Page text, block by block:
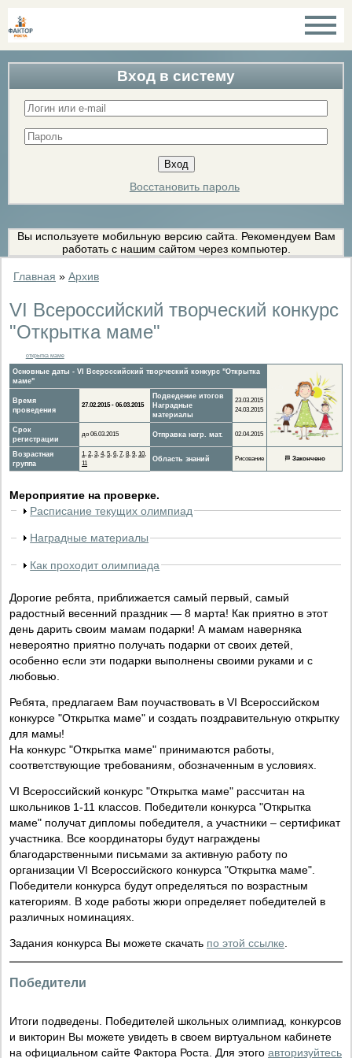
Вход в систему
Восстановить пароль
Вы используете мобильную версию сайта. Рекомендуем Вам
работать с нашим сайтом через компьютер.
Главная » Архив
VI Всероссийский творческий конкурс
"Открытка маме"
открытка маме
Основные даты - VI Всероссийский творческий конкурс "Открытка
маме"
Время
проведения
27.02.2015 - 06.03.2015
Подведение итогов
Наградные
материалы
23.03.2015
24.03.2015
Срок
регистрации
до 06.03.2015 Отправка нагр. мат. 02.04.2015
Возрастная
группа
1, 2, 3, 4, 5, 6, 7, 8, 9, 10,
11
Область знаний Рисование 🏁 Закончено
Мероприятие на проверке.
Расписание текущих олимпиад
Наградные материалы
Как проходит олимпиада
Дорогие ребята, приближается самый первый, самый
радостный весенний праздник — 8 марта! Как приятно в этот
день дарить своим мамам подарки! А мамам наверняка
невероятно приятно получать подарки от своих детей,
особенно если эти подарки выполнены своими руками и с
любовью.
Ребята, предлагаем Вам поучаствовать в VI Всероссийском
конкурсе "Открытка маме" и создать поздравительную открытку
для мамы!
На конкурс "Открытка маме" принимаются работы,
соответствующие требованиям, обозначенным в условиях.
VI Всероссийский конкурс "Открытка маме" рассчитан на
школьников 1-11 классов. Победители конкурса "Открытка
маме" получат дипломы победителя, а участники – сертификат
участника. Все координаторы будут награждены
благодарственными письмами за активную работу по
организации VI Всероссийского конкурса "Открытка маме".
Победители конкурса будут определяться по возрастным
категориям. В ходе работы жюри определяет победителей в
различных номинациях.
Задания конкурса Вы можете скачать по этой ссылке
Победители
Итоги подведены. Победителей школьных олимпиад, конкурсов
и викторин Вы можете увидеть в своем виртуальном кабинете
на официальном сайте Фактора Роста. Для этого авторизуйтесь